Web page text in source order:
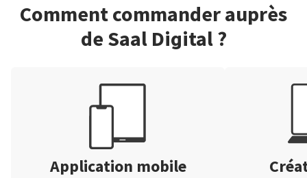
Comment commander auprès
de Saal Digital ?
Application mobile